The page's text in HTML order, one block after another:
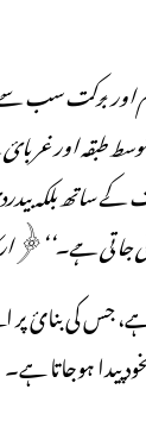
اور برکت سب
طبقہ اور
ساتھ بلکہ
جاتی
کی بنائ پر
پیدا ہوجاتا ہے۔